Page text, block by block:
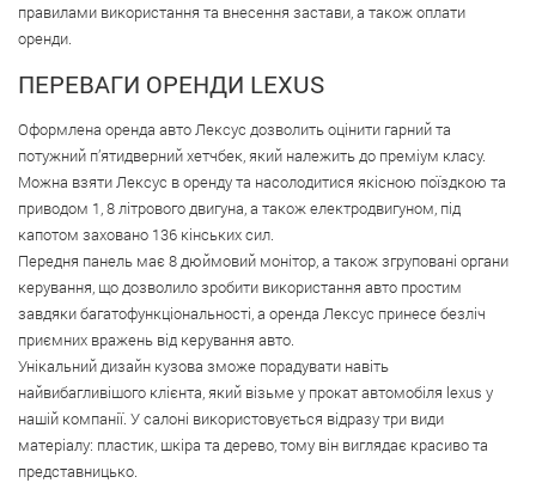
правилами використання та внесення застави, а також оплати
оренди.
ПЕРЕВАГИ ОРЕНДИ LEXUS
Оформлена оренда авто Лексус дозволить оцінити гарний та
потужний п’ятидверний хетчбек, який належить до преміум класу.
Можна взяти Лексус в оренду та насолодитися якісною поїздкою та
приводом 1, 8 літрового двигуна, а також електродвигуном, під
капотом заховано 136 кінських сил.
Передня панель має 8 дюймовий монітор, а також згруповані органи
керування, що дозволило зробити використання авто простим
завдяки багатофункціональності, а оренда Лексус принесе безліч
приємних вражень від керування авто.
Унікальний дизайн кузова зможе порадувати навіть
найвибагливішого клієнта, який візьме у прокат автомобіля lexus у
нашій компанії. У салоні використовується відразу три види
матеріалу: пластик, шкіра та дерево, тому він виглядає красиво та
представницько.